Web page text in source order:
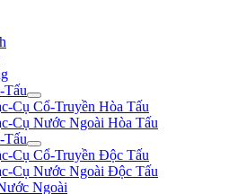
Tấu
Cụ Cổ-Truyền Hòa Tấu
Cụ Nước Ngoài Hòa Tấu
Tấu
Cụ Cổ-Truyền Độc Tấu
Cụ Nước Ngoài Độc Tấu
Ngoài